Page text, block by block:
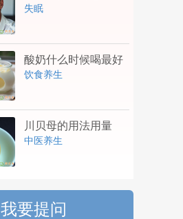
失眠
酸奶什么时候喝最好
饮食养生
川贝母的用法用量
中医养生
我要提问